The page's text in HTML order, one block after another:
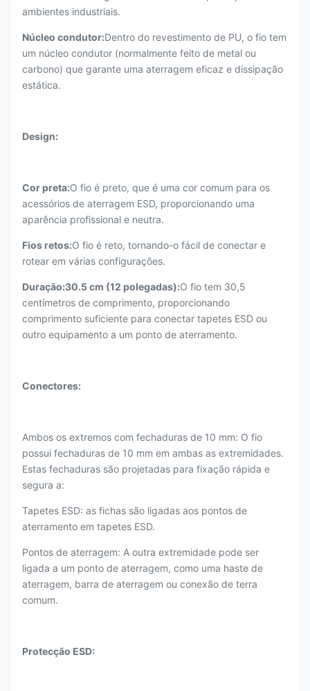
ambientes industriais.
Núcleo condutor:Dentro do revestimento de PU, o fio tem
um núcleo condutor (normalmente feito de metal ou
carbono) que garante uma aterragem eficaz e dissipação
estática.
Design:
Cor preta:O fio é preto, que é uma cor comum para os
acessórios de aterragem ESD, proporcionando uma
aparência profissional e neutra.
Fios retos:O fio é reto, tornando-o fácil de conectar e
rotear em várias configurações.
Duração:30.5 cm (12 polegadas):O fio tem 30,5
centímetros de comprimento, proporcionando
comprimento suficiente para conectar tapetes ESD ou
outro equipamento a um ponto de aterramento.
Conectores:
Ambos os extremos com fechaduras de 10 mm: O fio
possui fechaduras de 10 mm em ambas as extremidades.
Estas fechaduras são projetadas para fixação rápida e
segura a:
Tapetes ESD: as fichas são ligadas aos pontos de
aterramento em tapetes ESD.
Pontos de aterragem: A outra extremidade pode ser
ligada a um ponto de aterragem, como uma haste de
aterragem, barra de aterragem ou conexão de terra
comum.
Protecção ESD: